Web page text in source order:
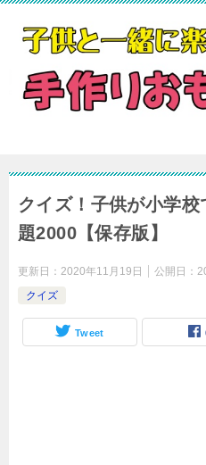
クイズ！子供が小学
題2000【保存版】
更新日： 2020年11月19日 公開日：
クイズ
Tweet